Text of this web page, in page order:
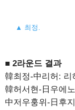
▲ 최정.
■ 2라운드 결과
韓최정-中리허: 리
韓허서현-日우에
中저우훙위-日후